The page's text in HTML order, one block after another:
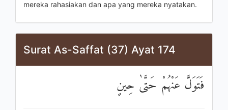
mereka rahasiakan dan apa yang mereka nyatakan.
Surat As-Saffat (37) Ayat 174
فَتَوَلَّ عَنْهُمْ حَتَّىٰ حِينٍ